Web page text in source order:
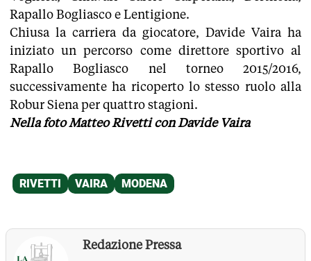
Rapallo Bogliasco e Lentigione.
Chiusa la carriera da giocatore, Davide Vaira ha
iniziato un percorso come direttore sportivo al
Rapallo Bogliasco nel torneo 2015/2016,
successivamente ha ricoperto lo stesso ruolo alla
Robur Siena per quattro stagioni.
Nella foto Matteo Rivetti con Davide Vaira
Redazione Pressa